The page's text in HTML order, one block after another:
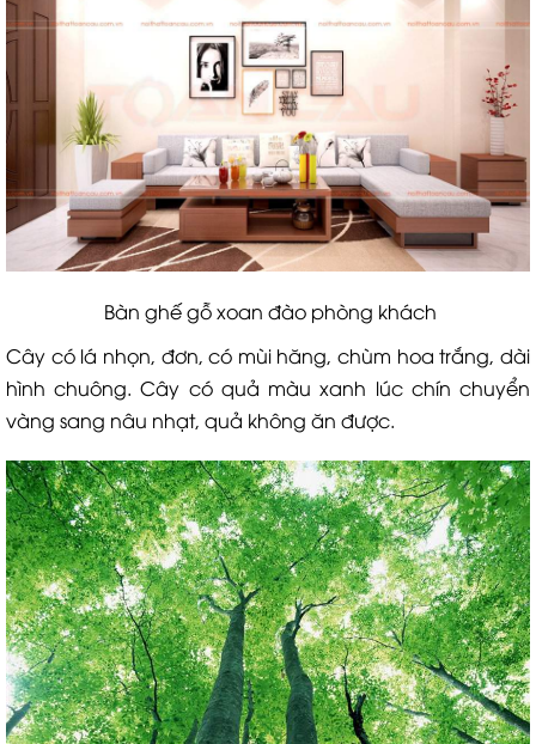
Bàn ghế gỗ xoan đào phòng khách
Cây có lá nhọn, đơn, có mùi hăng, chùm hoa trắng, dài
hình chuông. Cây có quả màu xanh lúc chín chuyển
vàng sang nâu nhạt, quả không ăn được.